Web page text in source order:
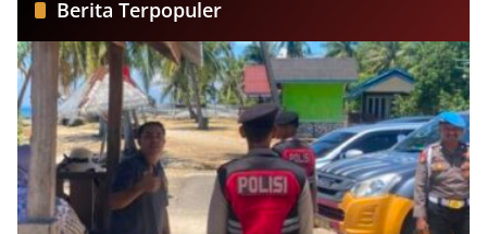
Berita Terpopuler